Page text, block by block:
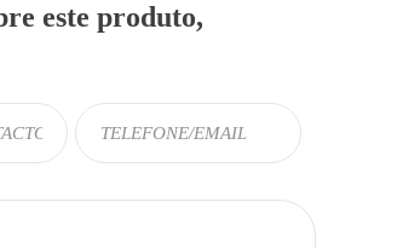
este produto,